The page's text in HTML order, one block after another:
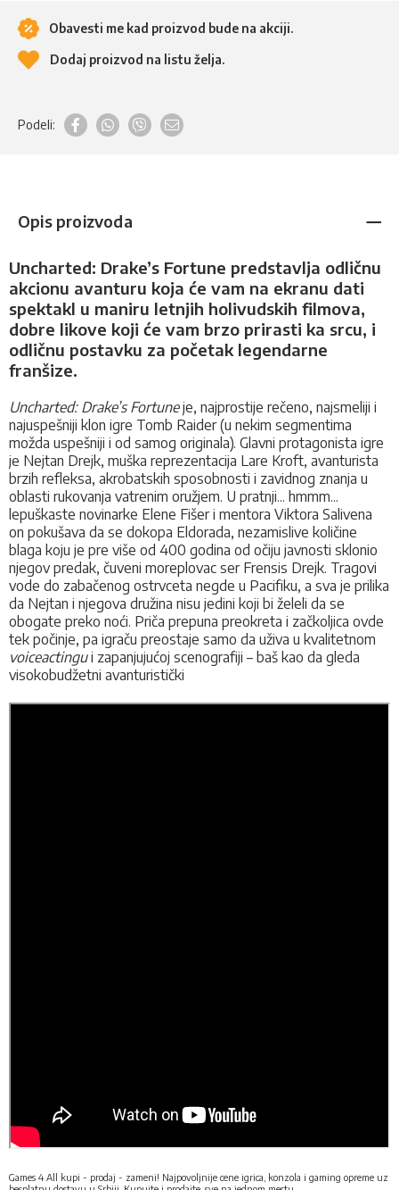
Obavesti me kad proizvod bude na akciji.
Dodaj proizvod na listu želja.
Podeli:
Opis proizvoda
Uncharted: Drake’s Fortune predstavlja odličnu
akcionu avanturu koja će vam na ekranu dati
spektakl u maniru letnjih holivudskih filmova,
dobre likove koji će vam brzo prirasti ka srcu, i
odličnu postavku za početak legendarne
franšize.
Uncharted: Drake’s Fortuneje, najprostije rečeno, najsmeliji i
najuspešniji klon igre Tomb Raider (u nekim segmentima
možda uspešniji i od samog originala). Glavni protagonista igre
je Nejtan Drejk, muška reprezentacija Lare Kroft, avanturista
brzih refleksa, akrobatskih sposobnosti i zavidnog znanja u
oblasti rukovanja vatrenim oružjem. U pratnji... hmmm...
lepuškaste novinarke Elene Fišer i mentora Viktora Salivena
on pokušava da se dokopa Eldorada, nezamislive količine
blaga koju je pre više od 400 godina od očiju javnosti sklonio
njegov predak, čuveni moreplovac ser Frensis Drejk. Tragovi
vode do zabačenog ostrvceta negde u Pacifiku, a sva je prilika
da Nejtan i njegova družina nisu jedini koji bi želeli da se
obogate preko noći. Priča prepuna preokreta i začkoljica ovde
tek počinje, pa igraču preostaje samo da uživa u kvalitetnom
voiceactingui zapanjujućoj scenografiji – baš kao da gleda
visokobudžetni avanturistički
Games 4 All kupi - prodaj - zameni! Najpovoljnije cene igrica, konzola i gaming opreme uz